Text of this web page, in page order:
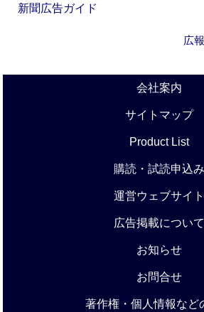
新聞広告ガイド
広
会社案内
サイトマップ
Product List
購読・試読申込み
運営ウェブサイト
広告掲載について
お知らせ
お問合せ
著作権・個人情報など